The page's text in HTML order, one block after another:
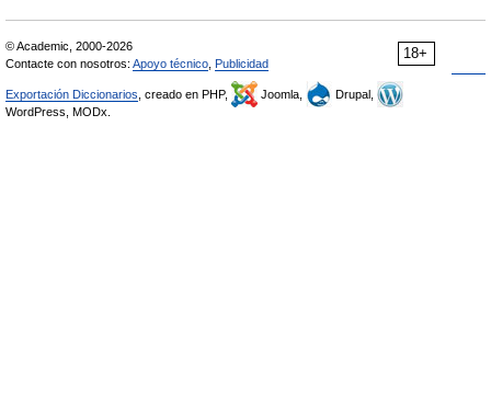
18+
© Academic, 2000-2026
Contacte con nosotros: Apoyo técnico Publicidad
Exportación Diccionarios , creado en PHP, Joomla,
Drupal,
WordPress, MODx.